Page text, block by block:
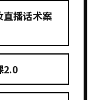
直播话术案
2.0